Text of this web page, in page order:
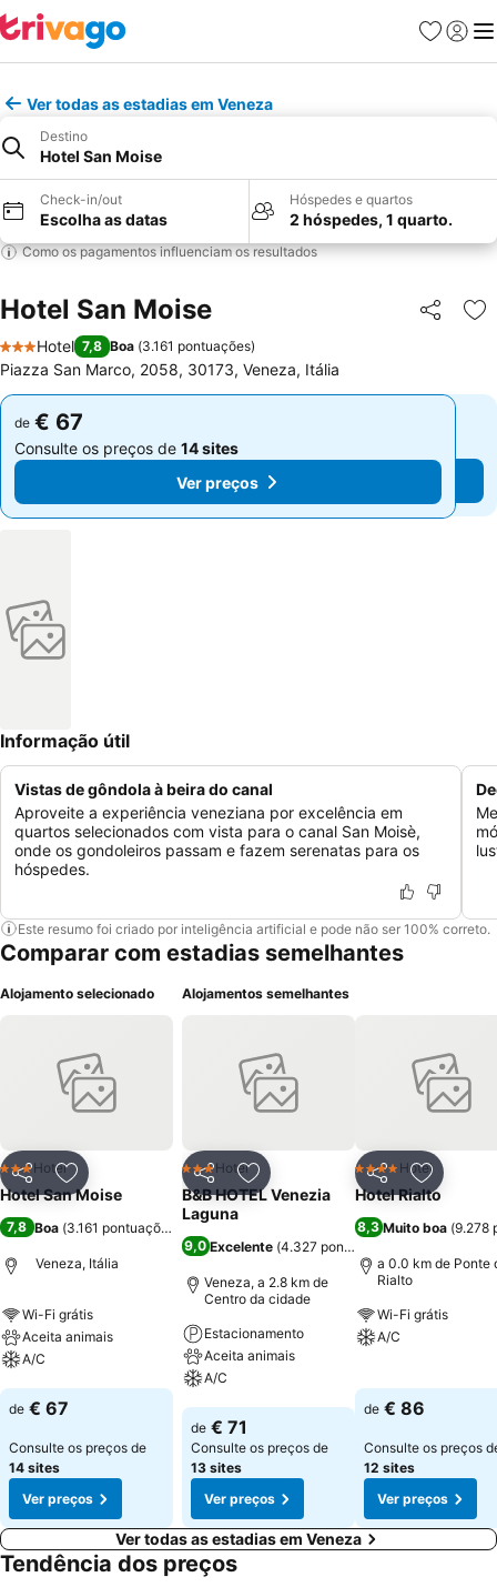
Favoritos
Iniciar
Ver todas as estadias em Veneza
Destino
Hotel San Moise
Check-in/out
Escolha as datas
Hóspedes e quartos
2 hóspedes, 1 quarto.
Como os pagamentos influenciam os resultados
Hotel San Moise Partilhar
3 Estrelas
Hotel 7,8 Boa (3.161 pontuações)
Piazza San Marco, 2058, 30173, Veneza, Itália
de € 67
Consulte os preços de 14 sites
Ver preços
de € 67
Consulte os preços de 14 sites
Ver preços
Informação útil
Vistas de gôndola à beira do canal
Aproveite a experiência veneziana por excelência em
quartos selecionados com vista para o canal San Moisè,
onde os gondoleiros passam e fazem serenatas para os
hóspedes.
Este resumo foi criado por inteligência artificial e pode não ser 100% correto.
Comparar com estadias semelhantes
Alojamento selecionado
PartilharAdicionar aos favoritos
3 Estrelas
Hotel
Hotel San Moise
7,8 Boa (3.161 pontuações
Veneza, Itália
Wi-Fi grátis
Aceita animais
A/C
Ver preços
de € 67
Consulte os preços de
14 sites
Ver preços
Alojamentos semelhantes
PartilharAdicionar aos favoritos
3 Estrelas
Hotel
B&B HOTEL Venezia
Laguna
9,0Excelente (4.327 pontuações
Veneza, a 2.8 km de
Centro da cidade
Estacionamento
Aceita animais
A/C
Ver preços
de € 71
Consulte os preços de
13 sites
Ver preços
Partilhar
4 EstrelasHotel
Hotel Rialto
8,3 Muito boa (9.278
a 0.0 km de Ponte
Rialto
Wi-Fi grátis
A/C
de € 86
Consulte os preços
12 sites
Ver preços
Ver todas as estadias em Veneza
Tendência dos preços